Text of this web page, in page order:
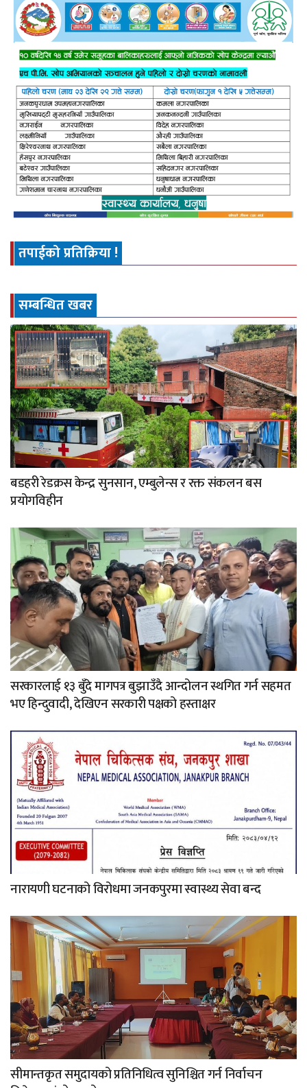
तपाईको प्रतिक्रिया !
सम्बन्धित खबर
बडहरी रेडक्रस केन्द्र सुनसान, एम्बुलेन्स र रक्त संकलन बस
प्रयोगविहीन
सरकारलाई १३ बुँदे मागपत्र बुझाउँदै आन्दोलन स्थगित गर्न सहमत
भए हिन्दुवादी, देखिएन सरकारी पक्षको हस्ताक्षर
नारायणी घटनाको विरोधमा जनकपुरमा स्वास्थ्य सेवा बन्द
सीमान्तकृत समुदायको प्रतिनिधित्व सुनिश्चित गर्न निर्वाचन